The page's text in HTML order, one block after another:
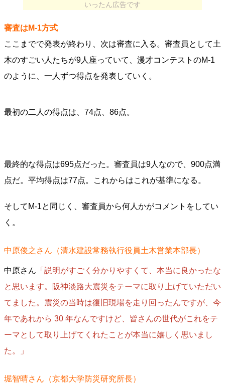
いったん広告です
審査はM-1方式
ここまでで発表が終わり、次は審査に入る。審査員として土
木のすごい人たちが9人座っていて、漫才コンテストのM-1
のように、一人ずつ得点を発表していく。
最初の二人の得点は、74点、86点。
最終的な得点は695点だった。審査員は9人なので、900点満
点だ。平均得点は77点。これからはこれが基準になる。
そしてM-1と同じく、審査員から何人かがコメントをしてい
く。
中原俊之さん（清水建設常務執行役員土木営業本部長）
中原さん 「説明がすごく分かりやすくて、本当に良かったな
と思います。阪神淡路大震災をテーマに取り上げていただい
てました。震災の当時は復旧現場を走り回ったんですが、今
年であれから 30 年なんですけど、皆さんの世代がこれをテ
ーマとして取り上げてくれたことが本当に嬉しく思いまし
た。」
堀智晴さん（京都大学防災研究所長）